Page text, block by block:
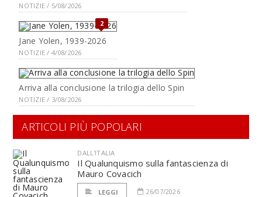
NOTIZIE / 5/08/2026
2
Jane Yolen, 1939-2026
NOTIZIE / 4/08/2026
Arriva alla conclusione la trilogia dello Spin
NOTIZIE / 3/08/2026
ARTICOLI PIÙ POPOLARI
DALL'ITALIA
Il Qualunquismo sulla fantascienza di
Mauro Covacich
LEGGI 26/07/2026